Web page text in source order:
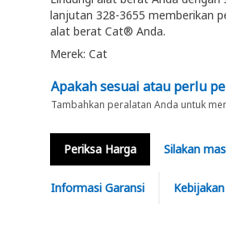
lanjutan 328-3655 memberikan
alat berat Cat® Anda.
Merek: Cat
Apakah sesuai atau perlu
Tambahkan peralatan Anda untuk
Periksa Harga Silakan
Informasi Garansi